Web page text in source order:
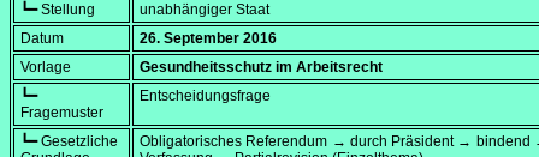
┗━ Stellung
unabhängiger Staat
Datum
26. September 2016
Vorlage
Gesundheitsschutz im Arbeitsrecht
┗━
Fragemuster
Entscheidungsfrage
┗━ Gesetzliche
Obligatorisches Referendum → durch Präsident → bindend